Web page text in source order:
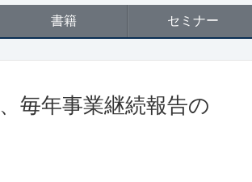
書籍 セミナー
毎年事業継続報告の